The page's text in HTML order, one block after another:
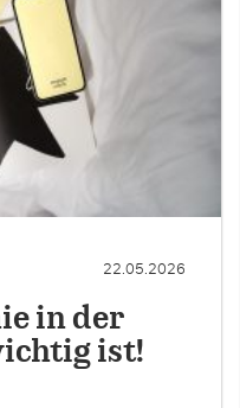
22.05.2026
in der
ist!